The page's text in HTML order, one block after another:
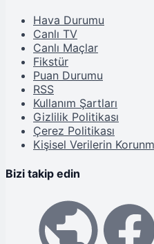
Hava Durumu
Canlı TV
Canlı Maçlar
Fikstür
Puan Durumu
RSS
Kullanım Şartları
Gizlilik Politikası
Çerez Politikası
Kişisel Verilerin
Bizi takip edin